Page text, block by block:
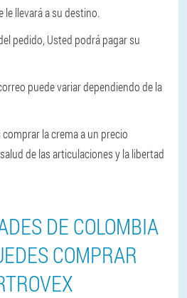
le llevará a su destino.
pedido, Usted podrá pagar su
puede variar dependiendo de la
la crema a un precio
de las articulaciones y la libertad
DE COLOMBIA
COMPRAR